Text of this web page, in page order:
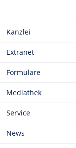
Kanzlei
Extranet
Formulare
Mediathek
Service
News